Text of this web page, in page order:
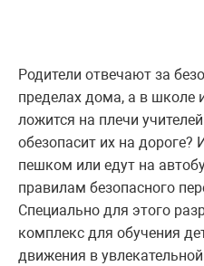
Родители отвечают за
пределах дома, а в школе
ложится на плечи
обезопасит их на дороге?
пешком или едут на
правилам безопасного
Специально для этого
комплекс для обучения
движения в